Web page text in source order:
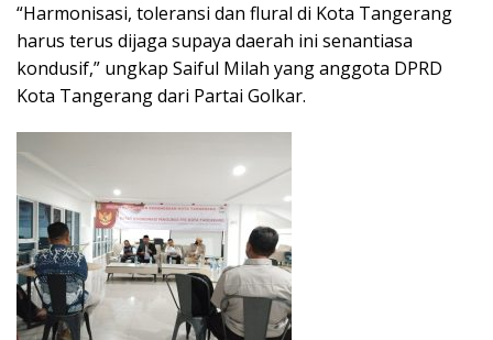
“Harmonisasi, toleransi dan flural di Kota Tangerang
harus terus dijaga supaya daerah ini senantiasa
kondusif,” ungkap Saiful Milah yang anggota DPRD
Kota Tangerang dari Partai Golkar.